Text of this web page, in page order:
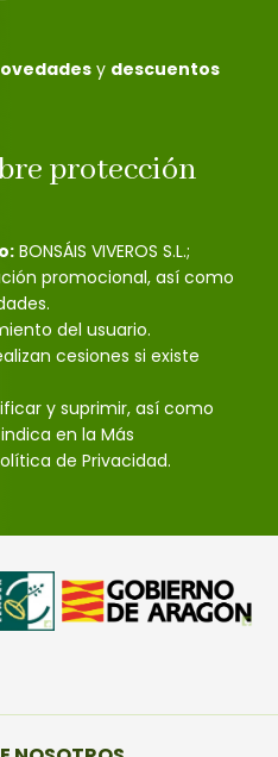
y descuentos
protección
BONSÁIS VIVEROS S.L.;
promocional, así como
del usuario.
cesiones si existe
y suprimir, así como
en la Más
de Privacidad.